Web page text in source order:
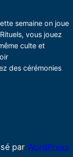
semaine on joue
vous jouez
culte et
des cérémonies
par WordPress